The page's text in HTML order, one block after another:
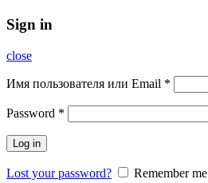
Sign in
close
Имя пользователя или Email *
Password *
Log in
Lost your password?
Remember me